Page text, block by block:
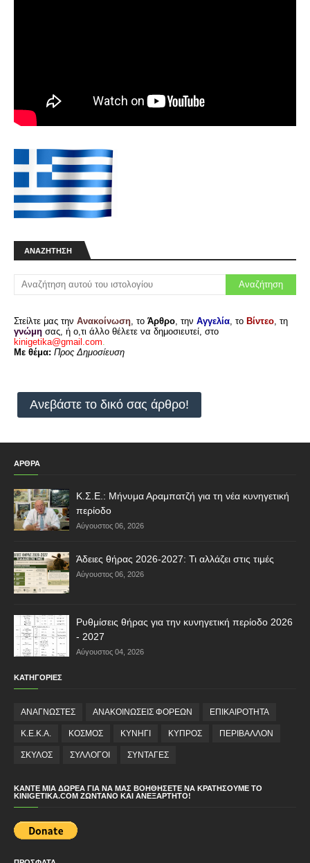
ΑΝΑΖΉΤΗΣΗ
Στείλτε μας την Ανακοίνωση , το Άρθρο , την Αγγελία , το Βίντεο , τη
γνώμη σας, ή ο,τι άλλο θέλετε να δημοσιευτεί, στο
kinigetika@gmail.com
Με θέμα: Προς Δημοσίευση
Ανεβάστε το δικό σας άρθρο!
ΑΡΘΡΑ
Κ.Σ.Ε.: Μήνυμα Αραμπατζή για τη νέα κυνηγετική
περίοδο
Αύγουστος 06, 2026
Άδειες θήρας 2026-2027: Τι αλλάζει στις τιμές
Αύγουστος 06, 2026
Ρυθμίσεις θήρας για την κυνηγετική περίοδο 2026
- 2027
Αύγουστος 04, 2026
ΚΑΤΗΓΟΡΙΕΣ
ΑΝΑΓΝΩΣΤΕΣ ΑΝΑΚΟΙΝΩΣΕΙΣ ΦΟΡΕΩΝ ΕΠΙΚΑΙΡΟΤΗΤΑ
Κ.Ε.Κ.Α. ΚΟΣΜΟΣ ΚΥΝΗΓΙ ΚΥΠΡΟΣ ΠΕΡΙΒΑΛΛΟΝ
ΣΚΥΛΟΣ ΣΥΛΛΟΓΟΙ ΣΥΝΤΑΓΕΣ
ΚΆΝΤΕ ΜΙΑ ΔΩΡΕΆ ΓΙΑ ΝΑ ΜΑΣ ΒΟΗΘΉΣΕΤΕ ΝΑ ΚΡΑΤΉΣΟΥΜΕ ΤΟ
KINIGETIKA.COM ΖΩΝΤΑΝΌ ΚΑΙ ΑΝΕΞΆΡΤΗΤΟ!